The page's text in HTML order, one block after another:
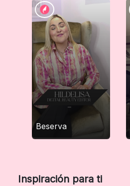
Beserva
Inspiración para ti